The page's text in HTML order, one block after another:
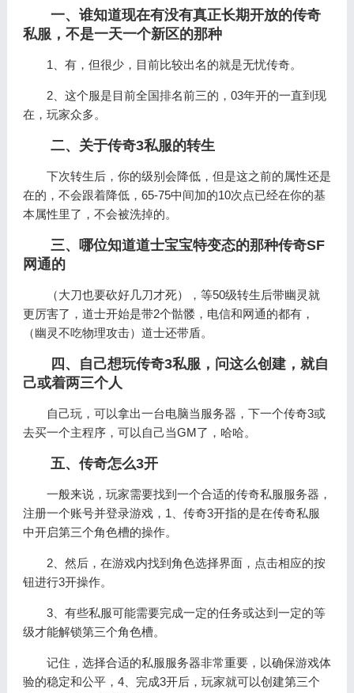
一、谁知道现在有没有真正长期开放的传奇
私服，不是一天一个新区的那种
1、有，但很少，目前比较出名的就是无忧传奇。
2、这个服是目前全国排名前三的，03年开的一直到现
在，玩家众多。
二、关于传奇3私服的转生
下次转生后，你的级别会降低，但是这之前的属性还是
在的，不会跟着降低，65-75中间加的10次点已经在你的基
本属性里了，不会被洗掉的。
三、哪位知道道士宝宝特变态的那种传奇SF
网通的
（大刀也要砍好几刀才死），等50级转生后带幽灵就
更厉害了，道士开始是带2个骷髅，电信和网通的都有，
（幽灵不吃物理攻击）道士还带盾。
四、自己想玩传奇3私服，问这么创建，就自
己或着两三个人
自己玩，可以拿出一台电脑当服务器，下一个传奇3或
去买一个主程序，可以自己当GM了，哈哈。
五、传奇怎么3开
一般来说，玩家需要找到一个合适的传奇私服服务器，
注册一个账号并登录游戏，1、传奇3开指的是在传奇私服
中开启第三个角色槽的操作。
2、然后，在游戏内找到角色选择界面，点击相应的按
钮进行3开操作。
3、有些私服可能需要完成一定的任务或达到一定的等
级才能解锁第三个角色槽。
记住，选择合适的私服服务器非常重要，以确保游戏体
验的稳定和公平，4、完成3开后，玩家就可以创建第三个